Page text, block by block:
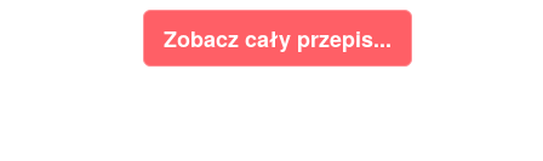
Zobacz cały przepis...